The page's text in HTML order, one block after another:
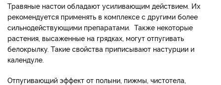
Травяные настои обладают усиливающим действием. Их
рекомендуется применять в комплексе с другими более
сильнодействующими препаратами. Также некоторые
растения, высаженные на грядках, могут отпугивать
белокрылку. Такие свойства приписывают настурции и
календуле.
Отпугивающий эффект от полыни, пижмы, чистотела,